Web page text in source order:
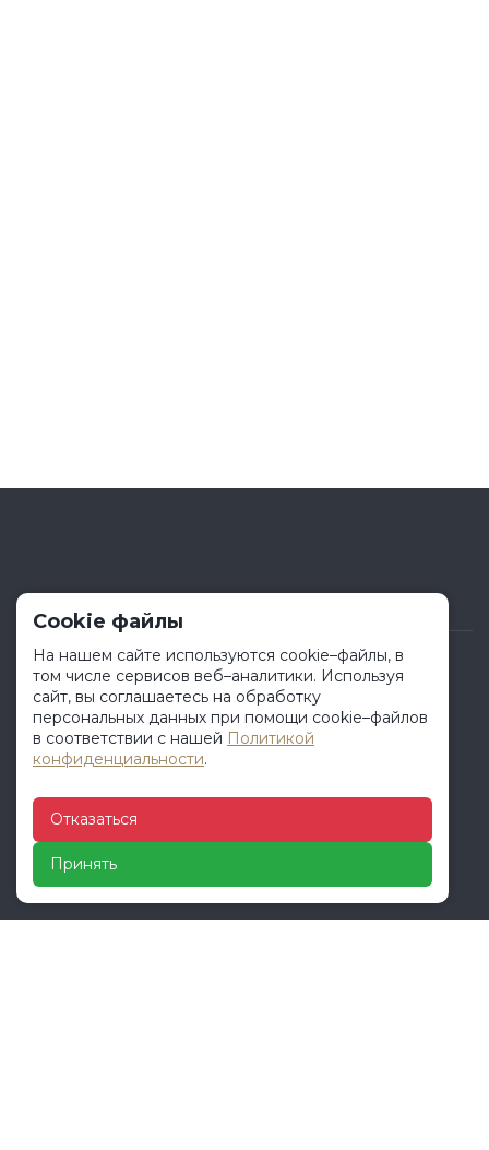
МЕНЮ
Продукция
О компании
Услуги
Клиенту
Отзывы
Контакты
Cookie файлы
На нашем сайте используются cookie–файлы, в
том числе сервисов веб–аналитики. Используя
сайт, вы соглашаетесь на обработку
персональных данных при помощи cookie–файлов
в соответствии с нашей Политикой
конфиденциальности.
Отказаться
Принять